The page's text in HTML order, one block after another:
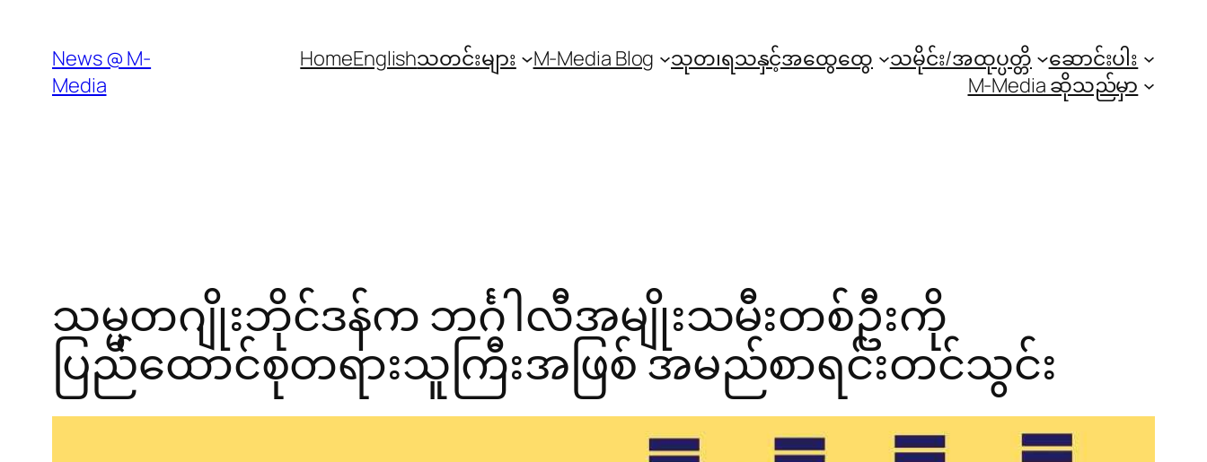
content
News @ M-
Media
HomeEnglishသတင်းများ M-Media Blog သုတ၊ရသနှင့်အထွေထွေ သမိုင်း/အထုပ္ပတ္တိ
ဆောင်းပါး
M-Media ဆိုသည်မှာ
သမ္မတဂျိုးဘိုင်ဒန်က ဘင်္ဂါလီအမျိုးသမီးတစ်ဦးကို
ပြည်ထောင်စုတရားသူကြီးအဖြစ် အမည်စာရင်းတင်သွင်း